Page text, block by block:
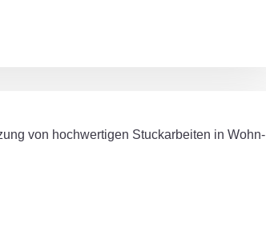
von hochwertigen Stuckarbeiten in Wohn-